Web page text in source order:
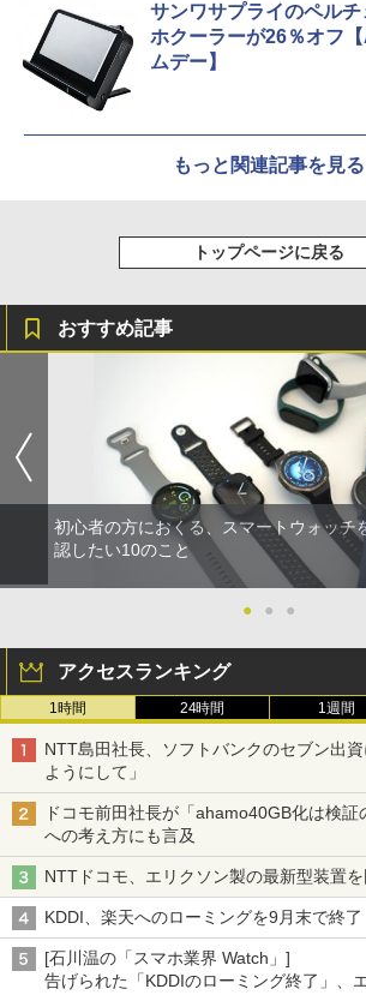
サンワサプライのペル
ホクーラーが26％オフ
ムデー】
もっと関連記事を見る
トップページに戻る
おすすめ記事
初心者の方におくる、スマートウォッチ
認したい10のこと
● ● ●
アクセスランキング
1時間 24時間 1週間
NTT島田社長、ソフトバンクのセブン出
ようにして」
ドコモ前田社長が「ahamo40GB化は検
への考え方にも言及
NTTドコモ、エリクソン製の最新型装置を
KDDI、楽天へのローミングを9月末で終了
[石川温の「スマホ業界 Watch」]
告げられた「KDDIのローミング終了」、